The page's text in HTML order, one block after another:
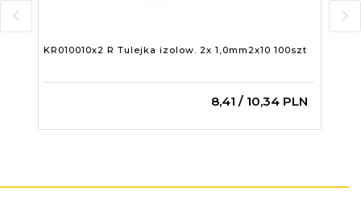
KR010010x2 R Tulejka izolow. 2x 1,0mm2x10 100szt
8,41 / 10,34 PLN